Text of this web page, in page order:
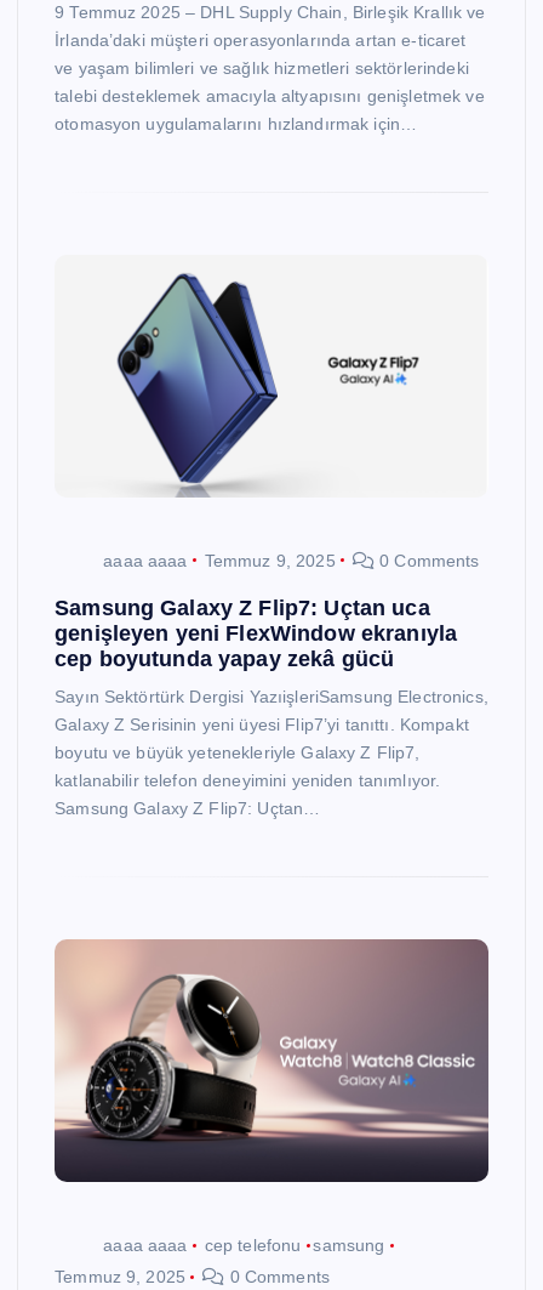
9 Temmuz 2025 – DHL Supply Chain, Birleşik Krallık ve
İrlanda’daki müşteri operasyonlarında artan e-ticaret
ve yaşam bilimleri ve sağlık hizmetleri sektörlerindeki
talebi desteklemek amacıyla altyapısını genişletmek ve
otomasyon uygulamalarını hızlandırmak için…
aaaa aaaa Temmuz 9, 2025 0 Comments
Samsung Galaxy Z Flip7: Uçtan uca
genişleyen yeni FlexWindow ekranıyla
cep boyutunda yapay zekâ gücü
Sayın Sektörtürk Dergisi YazıişleriSamsung Electronics,
Galaxy Z Serisinin yeni üyesi Flip7’yi tanıttı. Kompakt
boyutu ve büyük yetenekleriyle Galaxy Z Flip7,
katlanabilir telefon deneyimini yeniden tanımlıyor.
Samsung Galaxy Z Flip7: Uçtan…
aaaa aaaa cep telefonu
samsung
Temmuz 9, 2025
0 Comments